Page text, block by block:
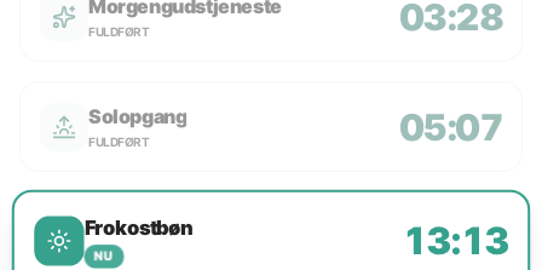
Morgengudstjeneste
FULDFØRT 03:28
Solopgang
FULDFØRT 05:07
Frokostbøn
NU 13:13